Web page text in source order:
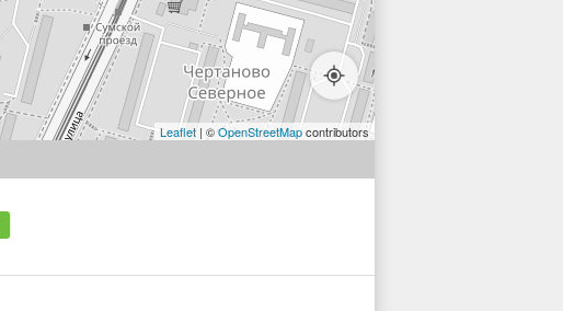
Leaflet | ©OpenStreetMapcontributors